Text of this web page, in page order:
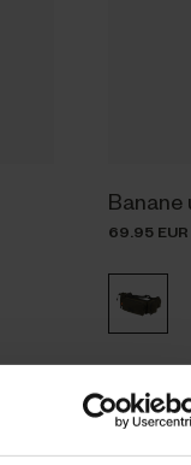
Banane
69.95 EUR